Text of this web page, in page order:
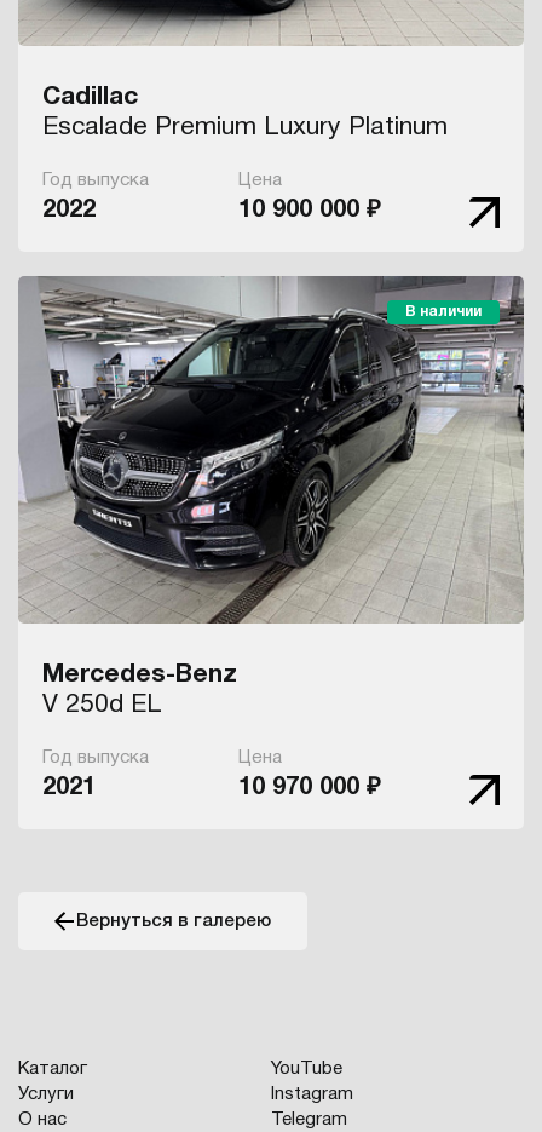
Cadillac
Escalade Premium Luxury Platinum
Год выпуска
2022
Цена
10 900 000 ₽
В наличии
Mercedes-Benz
V 250d EL
Год выпуска
2021
Цена
10 970 000 ₽
Вернуться в галерею
Каталог
Услуги
О нас
YouTube
Instagram
Telegram